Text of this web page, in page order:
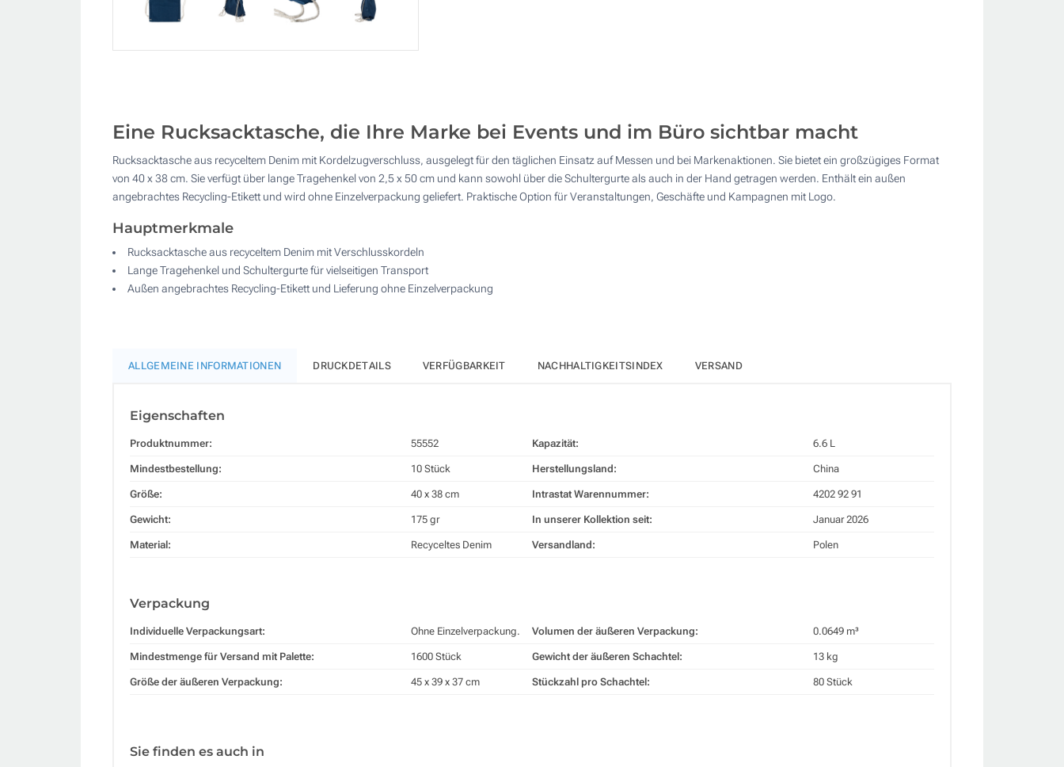
Vollfarb-Transferdruck (Auf einer Seite)
Ohne Werbedruck
100
200
Andere Menge :
Eine Rucksacktasche, die Ihre Marke bei Events und im Büro sichtbar macht
Rucksacktasche aus recyceltem Denim mit Kordelzugverschluss, ausgelegt für den täglichen Einsatz auf Messen und bei Markenaktionen. Sie bietet ein großzügiges Format
von 40 x 38 cm. Sie verfügt über lange Tragehenkel von 2,5 x 50 cm und kann sowohl über die Schultergurte als auch in der Hand getragen werden. Enthält ein außen
angebrachtes Recycling-Etikett und wird ohne Einzelverpackung geliefert. Praktische Option für Veranstaltungen, Geschäfte und Kampagnen mit Logo.
Hauptmerkmale
Rucksacktasche aus recyceltem Denim mit Verschlusskordeln
Lange Tragehenkel und Schultergurte für vielseitigen Transport
Außen angebrachtes Recycling-Etikett und Lieferung ohne Einzelverpackung
ALLGEMEINE INFORMATIONEN DRUCKDETAILS VERFÜGBARKEIT NACHHALTIGKEITSINDEX VERSAND
Eigenschaften
Produktnummer: 55552
Mindestbestellung: 10 Stück
Größe: 40 x 38 cm
Gewicht: 175 gr
Material: Recyceltes Denim
Kapazität: 6.6 L
Herstellungsland: China
Intrastat Warennummer: 4202 92 91
In unserer Kollektion seit: Januar 2026
Versandland: Polen
Verpackung
Individuelle Verpackungsart: Ohne Einzelverpackung.
Mindestmenge für Versand mit Palette: 1600 Stück
Größe der äußeren Verpackung: 45 x 39 x 37 cm
Volumen der äußeren Verpackung: 0.0649 m³
Gewicht der äußeren Schachtel: 13 kg
Stückzahl pro Schachtel: 80 Stück
Sie finden es auch in